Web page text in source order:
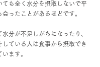
ても全く水分を摂取しないで平
ったことがあるほどです。
分が不足しがちになったり、
している人は食事から摂取でき
ます。